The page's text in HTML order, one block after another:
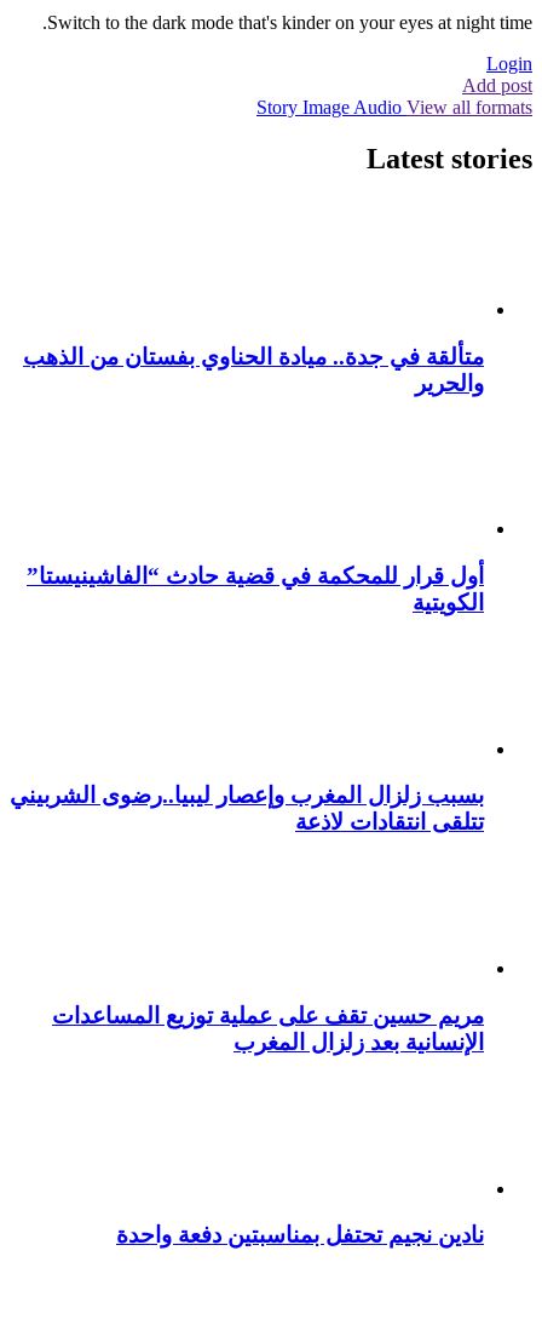
Switch to the dark mode that's kinder on your eyes at night time.
Login
Add post
Story Image Audio View all formats
Latest stories
متألقة في جدة.. ميادة الحناوي بفستان من الذهب
والحرير
أول قرار للمحكمة في قضية حادث “الفاشينيستا”
الكويتية
بسبب زلزال المغرب وإعصار ليبيا..رضوى الشربيني
تتلقى انتقادات لاذعة
مريم حسين تقف على عملية توزيع المساعدات
الإنسانية بعد زلزال المغرب
نادين نجيم تحتفل بمناسبتين دفعة واحدة